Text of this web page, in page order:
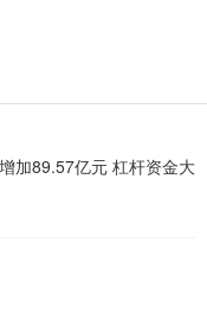
加89.57亿元 杠杆资金大